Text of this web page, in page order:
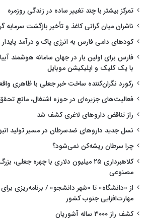
تمرکز بیشتر با چند تغییر ساده در زندگی روزمره
ناشران میان گرانی کاغذ و تأخیر بازگشت سرمایه
کودهای دامی فارس به انرژی پاک و درآمد
فارس برای اولین بار در جهان سامانه هوشمند
با یک کلیک و اپلیکیشن موبایل
رکورد نگران‌کننده ساخت خبر جعلی با ظاهری
فعالیت‌های جزیره‌ای در حوزه اشتغال، مانع
راز تناقض داروهای لاغری کشف شد
نسل جدید داروهای ضدسرطان در مسیر تولید
چرا سرطان ریشه‌کن نمی‌شود؟
کلاهبرداری ۲۵ میلیون دلاری با چهره
مصنوعی
از «دانشگاه» تا «شهر دانشجو» / برنامه‌ریزی
مهارت‌افزایی جنوب کشور
کشف راز ۳۰۰۰ ساله آشوریان